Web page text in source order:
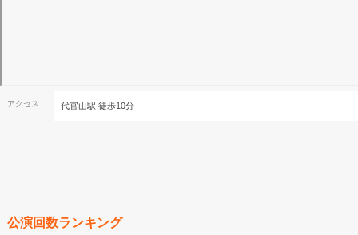
アクセス 代官山駅 徒歩10分
公演回数ランキング